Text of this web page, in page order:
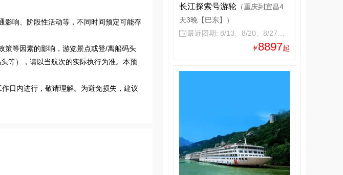
影响、阶段性活动等，不同时间预定可能存
策等因素的影响，游览景点或登/离船码头
等），请以当航次的实际执行为准。本预
日内进行，敬请理解。为避免损失，建议
长江探索号游轮 （重庆到宜昌4
天3晚【巴东】）
 最近团期: 8/13、8/20、8/27、9/3
￥8897起